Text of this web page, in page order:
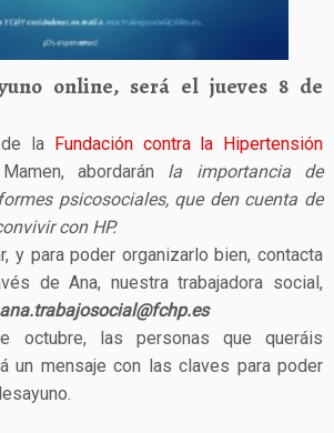
online, será el jueves 8 de
la Fundación contra la Hipertensión
abordarán la importancia de
psicosociales, que den cuenta de
con HP.
y para poder organizarlo bien, contacta
de Ana, nuestra trabajadora social,
ana.trabajosocial@fchp.es
octubre, las personas que queráis
un mensaje con las claves para poder